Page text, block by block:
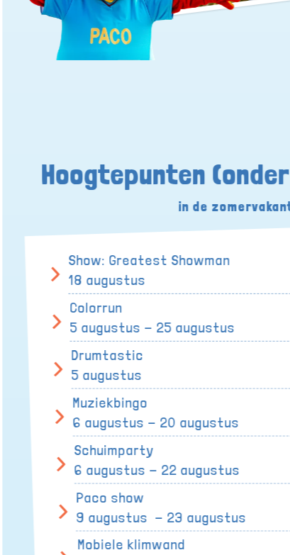
Hoogtepunten
in de
Show: Greatest Showman
18 augustus
Colorrun
5 augustus - 25 augustus
Drumtastic
5 augustus
Muziekbingo
6 augustus - 20 augustus
Schuimparty
6 augustus - 22 augustus
Paco show
9 augustus - 23 augustus
Mobiele klimwand